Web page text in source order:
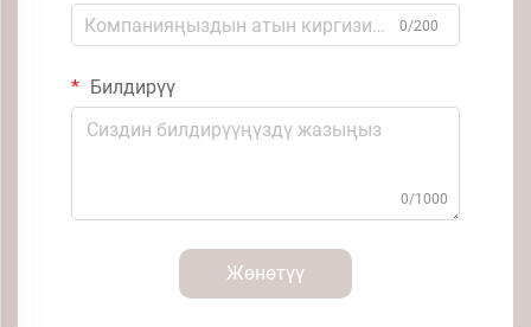
0/200
Билдирүү
0/1000
Жөнөтүү